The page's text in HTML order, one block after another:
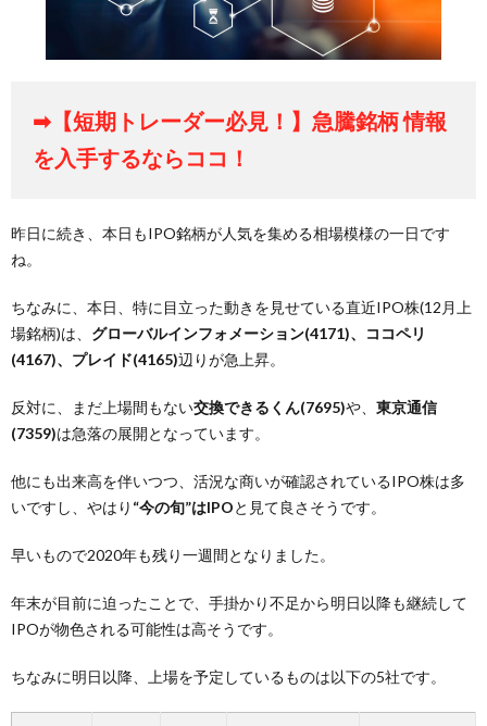
➡【短期トレーダー必見！】急騰銘柄 情報
を入手するならココ！
昨日に続き、本日もIPO銘柄が人気を集める相場模様の一日です
ね。
ちなみに、本日、特に目立った動きを見せている直近IPO株(12月上
場銘柄)は、 グローバルインフォメーション(4171)、ココペリ
(4167)、プレイド(4165)辺りが急上昇。
反対に、まだ上場間もない交換できるくん(7695)や、 東京通信
(7359)は急落の展開となっています。
他にも出来高を伴いつつ、活況な商いが確認されているIPO株は多
いですし、やはり “今の旬”はIPOと見て良さそうです。
早いもので2020年も残り一週間となりました。
年末が目前に迫ったことで、手掛かり不足から明日以降も継続して
IPOが物色される可能性は高そうです。
ちなみに明日以降、上場を予定しているものは以下の5社です。